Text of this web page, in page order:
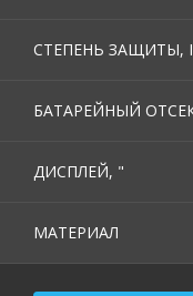
СТЕПЕНЬ ЗАЩИТЫ,
БАТАРЕЙНЫЙ
ДИСПЛЕЙ, "
МАТЕРИАЛ